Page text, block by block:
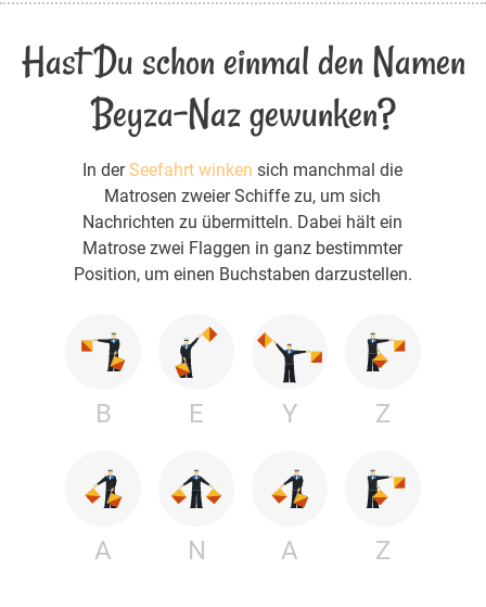
Hast Du schon einmal den Namen
Beyza-Naz gewunken?
In derSeefahrt winken sich manchmal die
Matrosen zweier Schiffe zu, um sich
Nachrichten zu übermitteln. Dabei hält ein
Matrose zwei Flaggen in ganz bestimmter
Position, um einen Buchstaben darzustellen.
B E Y Z
A N A Z